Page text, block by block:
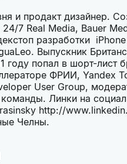
и продакт дизайнер.
24/7 Real Media, Bauer
разработки
Выпускник
году попал в шорт-лист
ФРИИ, Yandex
User Group,
команды. Линки на
http://
Челны.